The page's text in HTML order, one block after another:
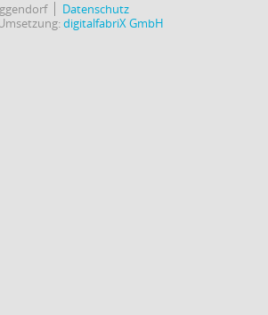
Datenschutz
digitalfabriX GmbH